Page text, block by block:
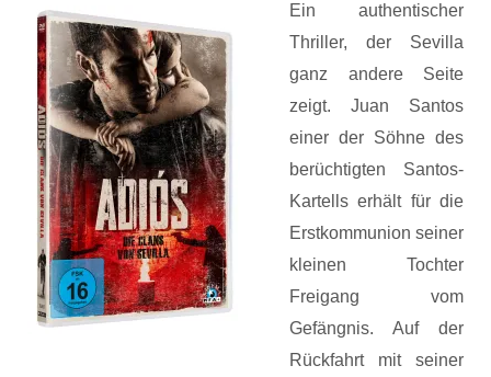
Ein authentischer
Thriller, der Sevilla
ganz andere Seite
zeigt. Juan Santos
einer der Söhne des
berüchtigten Santos-
Kartells erhält für die
Erstkommunion seiner
kleinen Tochter
Freigang vom
Gefängnis. Auf der
Rückfahrt mit seiner